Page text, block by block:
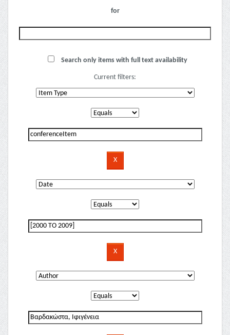
for
Search only items with full text availability
Current filters: